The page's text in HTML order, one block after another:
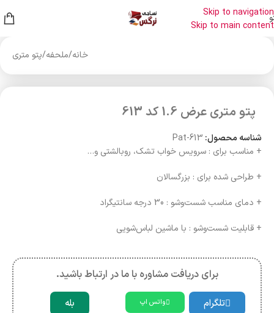
Skip to navigation
Skip to main content
خانه/ملحفه/پتو متری
پتو متری عرض 1.6 کد 613
شناسه محصول: Pat-613
+ مناسب برای : سرویس خواب تشک، روبالشتی و…
+ طراحی شده برای : بزرگسالان
+ دمای مناسب شست‌وشو : 30 درجه سانتیگراد
+ قابلیت شست‌وشو : با ماشین لباس‌شویی
برای دریافت مشاوره با ما در ارتباط باشید.
تلگرام واتس اپ بله